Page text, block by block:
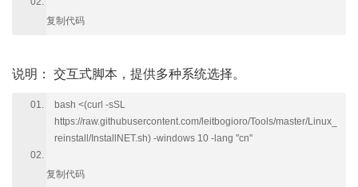
复制代码
说明： 交互式脚本，提供多种系统选择。
bash <(curl -sSL
https://raw.githubusercontent.com/leitbogioro/Tools/master/Linux_
reinstall/InstallNET.sh) -windows 10 -lang "cn"
复制代码